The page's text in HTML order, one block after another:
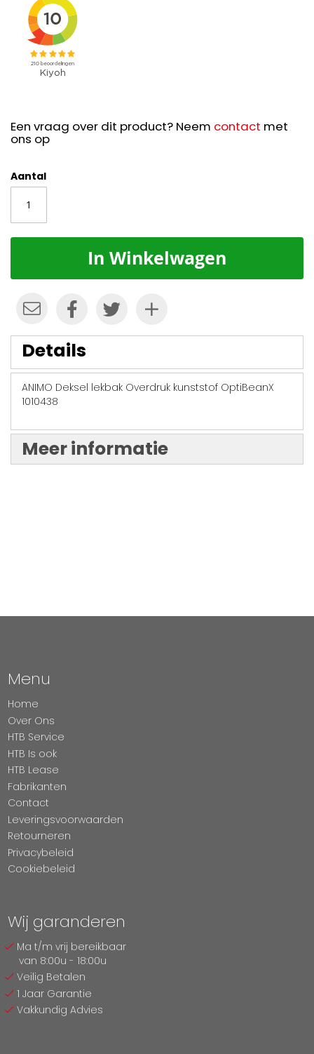
Een vraag over dit product? Neem contact met
ons op
Aantal
In Winkelwagen
Details
ANIMO Deksel lekbak Overdruk kunststof OptiBeanX
1010438
Meer informatie
Menu
Home
Over Ons
HTB Service
HTB Is ook
HTB Lease
Fabrikanten
Contact
Leveringsvoorwaarden
Retourneren
Privacybeleid
Cookiebeleid
Wij garanderen
Ma t/m vrij bereikbaar
van 8:00u - 18:00u
Veilig Betalen
1 Jaar Garantie
Vakkundig Advies